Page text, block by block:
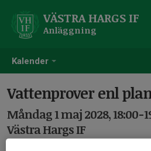
Kalender
VÄSTRA HARGS IF
Anläggning
Vattenprover enl
Måndag 1 maj 2028, 18:00-
Västra Hargs IF